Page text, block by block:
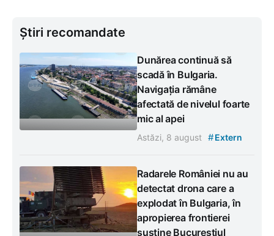
Știri recomandate
Dunărea continuă să
scadă în Bulgaria.
Navigația rămâne
afectată de nivelul foarte
mic al apei
Astăzi, 8 august #Extern
Radarele României nu au
detectat drona care a
explodat în Bulgaria, în
apropierea frontierei
susține Bucureștiul